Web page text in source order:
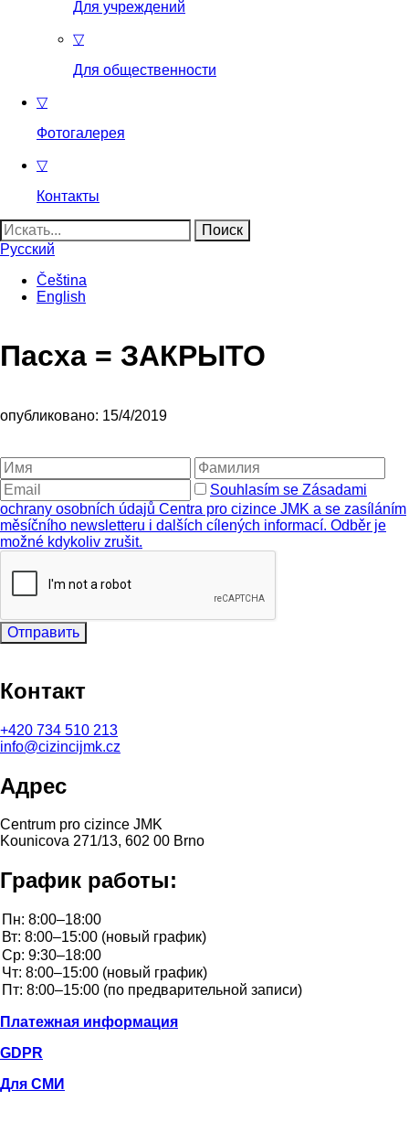
Для учреждений
▽
Для общественности
▽
Фотогалерея
▽
Контакты
Найти:
Русский
Čeština
English
Пасха = ЗАКРЫТО
опубликовано: 15/4/2019
Souhlasím se Zásadami
ochrany osobních údajů Centra pro cizince JMK a se zasíláním
měsíčního newsletteru i dalších cílených informací. Odběr je
možné kdykoliv zrušit.
Отправить
Контакт
+420 734 510 213
info@cizincijmk.cz
Адрес
Centrum pro cizince JMK
Kounicova 271/13, 602 00 Brno
График работы:
Платежная информация
GDPR
Для СМИ